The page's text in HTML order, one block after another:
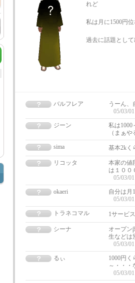
れど
私は月に1500円
過去に話題とし
バルフレア
うーん、
05/03/
ジーン
私は
（まぁ
sima
基本2kく
リコッタ
本家の値
は１００
05/03/
okaeri
自分は月
05/03/
トラネコマル
1サービ
シーナ
オープン
生などは
05/03/
るぃ
1000円
～・・・
05/03/